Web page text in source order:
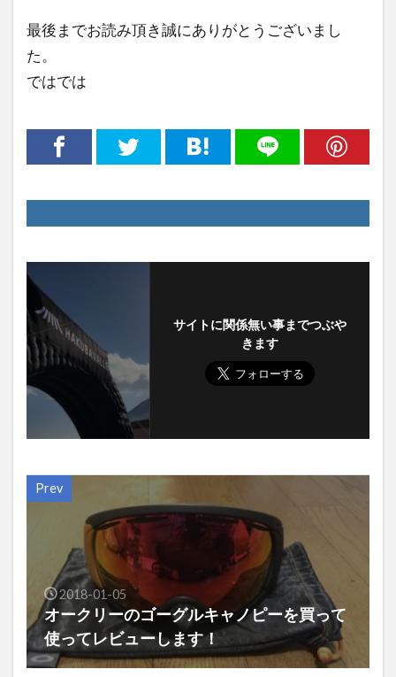
最後までお読み頂き誠にありがとうございまし
た。
ではでは
サイトに関係無い事までつぶや
きます
Prev
2018-01-05
オークリーのゴーグルキャノピーを買って
使ってレビューします！